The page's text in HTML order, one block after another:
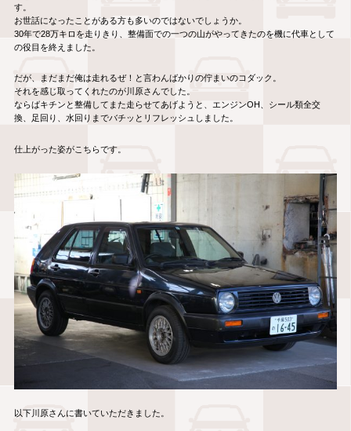
す。
お世話になったことがある方も多いのではないでしょうか。
30年で28万キロを走りきり、整備面での一つの山がやってきたのを機に代車として
の役目を終えました。
だが、まだまだ俺は走れるぜ！と言わんばかりの佇まいのコダック。
それを感じ取ってくれたのが川原さんでした。
ならばキチンと整備してまた走らせてあげようと、エンジンOH、シール類全交
換、足回り、水回りまでバチッとリフレッシュしました。
仕上がった姿がこちらです。
以下川原さんに書いていただきました。